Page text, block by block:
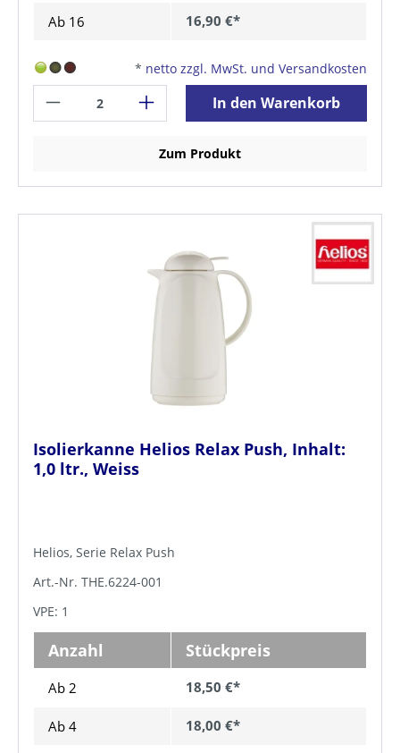
Ab 16 16,90 €*
* netto zzgl. MwSt. und Versandkosten
In den Warenkorb
Zum Produkt
Isolierkanne Helios Relax Push, Inhalt:
1,0 ltr., Weiss
Helios, Serie Relax Push
Art.-Nr. THE.6224-001
VPE: 1
Anzahl Stückpreis
Ab 2 18,50 €*
Ab 4 18,00 €*